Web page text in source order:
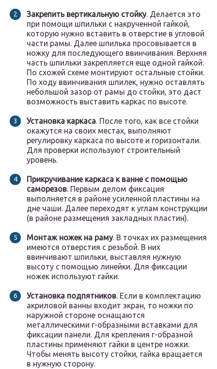
Закрепить вертикальную стойку. Делается это
при помощи шпильки с накрученной гайкой,
которую нужно вставить в отверстие в угловой
части рамы. Далее шпилька просовывается в
ножку для последующего ввинчивания. Верхняя
часть шпильки закрепляется еще одной гайкой.
По схожей схеме монтируют остальные стойки.
По ходу ввинчивания шпилек, нужно оставлять
небольшой зазор от рамы до стойки, это даст
возможность выставить каркас по высоте.
Установка каркаса. После того, как все стойки
окажутся на своих местах, выполняют
регулировку каркаса по высоте и горизонтали.
Для проверки используют строительный
уровень.
Прикручивание каркаса к ванне с помощью
саморезов. Первым делом фиксация
выполняется в районе усиленной пластины на
дне чаши. Далее переходят к углам конструкции
(в районе размещения закладных пластин).
Монтаж ножек на раму. В точках их размещения
имеются отверстия с резьбой. В них
ввинчивают шпильки, выставляя нужную
высоту с помощью линейки. Для фиксации
ножек используют гайки.
Установка подпятников. Если в комплектацию
акриловой ванны входит экран, то ножки по
наружной стороне оснащаются
металлическими г-образными вставками для
фиксации панели. Для крепления г-образной
пластины применяют гайки в центре ножки.
Чтобы менять высоту стойки, гайка вращается
в нужную сторону.